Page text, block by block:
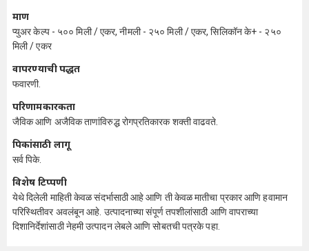
प्रमाण
प्युअर केल्प - ५०० मिली / एकर, नीमली - २५० मिली / एकर, सिलिकॉन के+ - २५०
मिली / एकर
वापरण्याची पद्धत
फवारणी.
परिणामकारकता
जैविक आणि अजैविक ताणांविरुद्ध रोगप्रतिकारक शक्ती वाढवते.
पिकांसाठी लागू
सर्व पिके.
विशेष टिप्पणी
येथे दिलेली माहिती केवळ संदर्भासाठी आहे आणि ती केवळ मातीचा प्रकार आणि हवामान
परिस्थितीवर अवलंबून आहे. उत्पादनाच्या संपूर्ण तपशीलांसाठी आणि वापराच्या
दिशानिर्देशांसाठी नेहमी उत्पादन लेबले आणि सोबतची पत्रके पहा.